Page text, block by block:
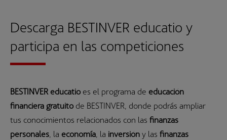
Descarga BESTINVER educatio y
participa en las competiciones
BESTINVER educatio es el programa de educación
financiera gratuito de BESTINVER, donde podrás ampliar
tus conocimientos relacionados con las finanzas
personales , la economía , la inversióny las finanzas